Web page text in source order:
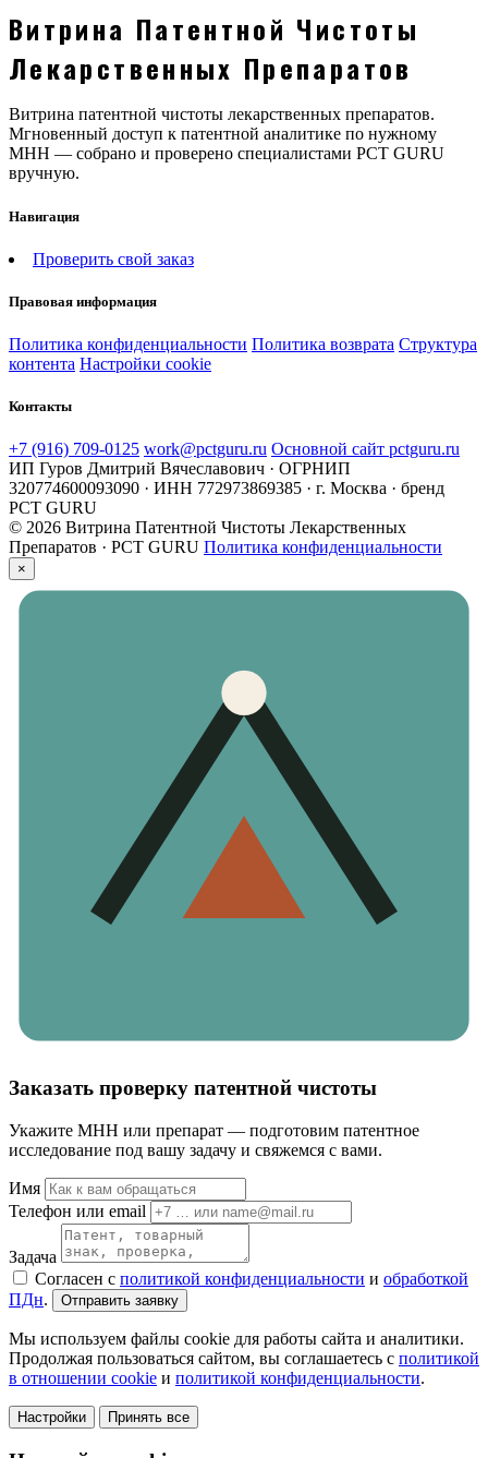
Витрина Патентной Чистоты
Лекарственных Препаратов
Витрина патентной чистоты лекарственных препаратов.
Мгновенный доступ к патентной аналитике по нужному
МНН — собрано и проверено специалистами PCT GURU
вручную.
Навигация
Проверить свой заказ
Правовая информация
Политика конфиденциальности Политика возврата Структура
контента Настройки cookie
Контакты
+7 (916) 709-0125 work@pctguru.ru Основной сайт pctguru.ru
ИП Гуров Дмитрий Вячеславович · ОГРНИП
320774600093090 · ИНН 772973869385 · г. Москва · бренд
PCT GURU
© 2026 Витрина Патентной Чистоты Лекарственных
Препаратов · PCT GURU Политика конфиденциальности
×
Заказать проверку патентной чистоты
Укажите МНН или препарат — подготовим патентное
исследование под вашу задачу и свяжемся с вами.
Имя
Телефон или email
Задача
Согласен с политикой конфиденциальности и обработкой
ПДн. Отправить заявку
Мы используем файлы cookie для работы сайта и аналитики.
Продолжая пользоваться сайтом, вы соглашаетесь с политикой
в отношении cookie и политикой конфиденциальности.
Настройки Принять все